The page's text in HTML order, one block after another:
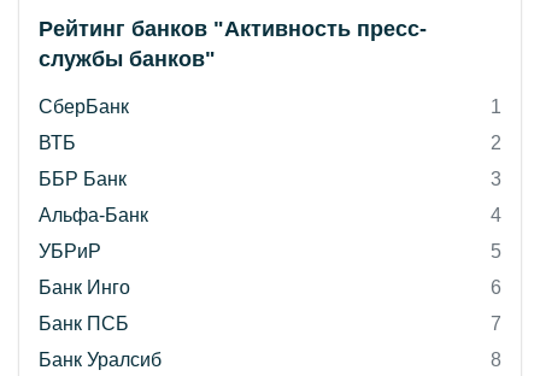
Рейтинг банков "Активность пресс-
службы банков"
СберБанк
1
ВТБ
2
ББР Банк
3
Альфа-Банк
4
УБРиР
5
Банк Инго
6
Банк ПСБ
7
Банк Уралсиб
8